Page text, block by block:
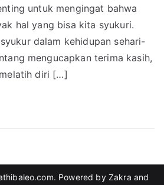
untuk mengingat bahwa
hal yang bisa kita syukuri.
dalam kehidupan sehari-
mengucapkan terima kasih,
diri […]
. Powered by Zakra and